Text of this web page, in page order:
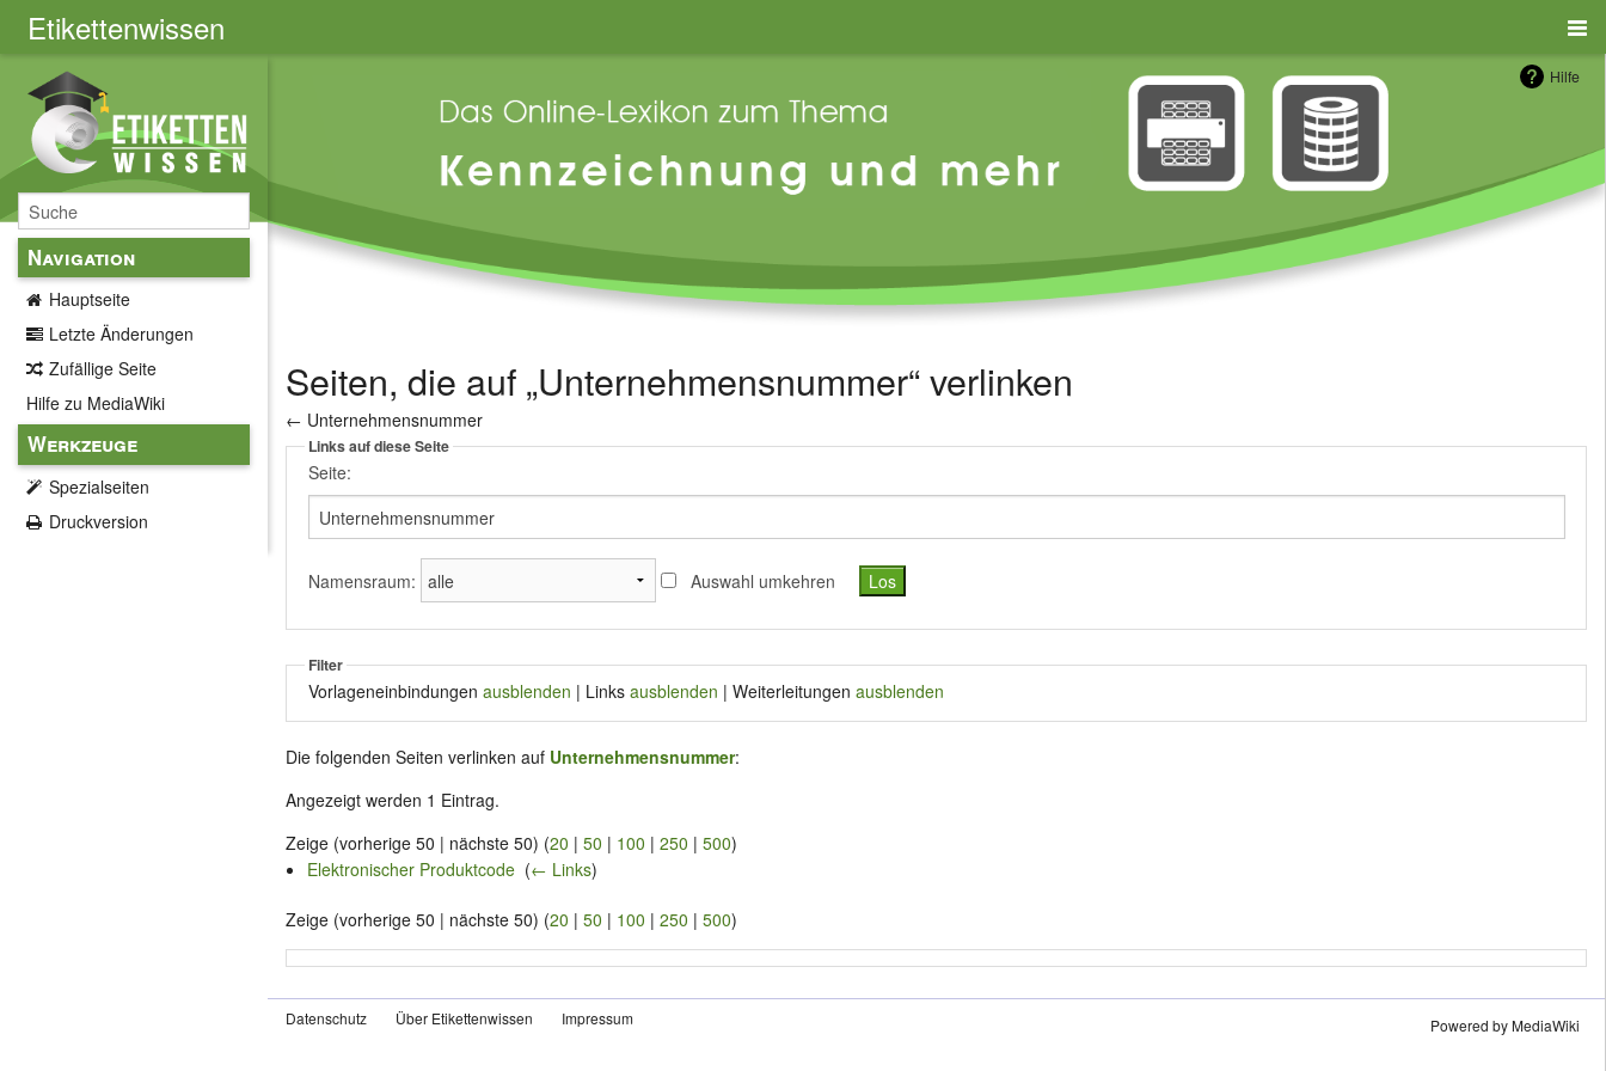
Etikettenwissen
Navigation
Hauptseite
Letzte Änderungen
Zufällige Seite
Hilfe zu MediaWiki
Werkzeuge
Spezialseiten
Druckversion
Hilfe
Seiten, die auf „Unternehmensnummer“ verlinken
← Unternehmensnummer
Links auf diese Seite
Seite:
Namensraum: Auswahl umkehren
Filter
Vorlageneinbindungen ausblenden | Links ausblenden | Weiterleitungen ausblenden
Die folgenden Seiten verlinken auf Unternehmensnummer:
Angezeigt werden 1 Eintrag.
Zeige (vorherige 50 | nächste 50) (20 |50 | 100 |250 |500)
Elektronischer Produktcode‎ (← Links)
Zeige (vorherige 50 | nächste 50) (20 |50 | 100 |250 |500)
Datenschutz Über Etikettenwissen Impressum Powered by MediaWiki